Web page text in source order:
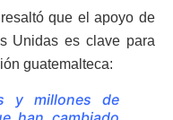
que el apoyo de
Unidas es clave para
guatemalteca:
y millones de